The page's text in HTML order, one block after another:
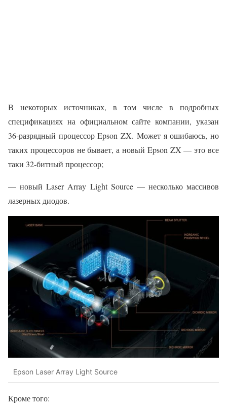
В некоторых источниках, в том числе в подробных
спецификациях на официальном сайте компании, указан
36-разрядный процессор Epson ZX. Может я ошибаюсь, но
таких процессоров не бывает, а новый Epson ZX — это все
таки 32-битный процессор;
— новый Laser Array Light Source — несколько массивов
лазерных диодов.
Epson Laser Array Light Source
Кроме того: